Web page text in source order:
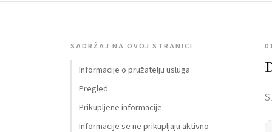
SADRŽAJ NA OVOJ STRANICI
Informacije o pružatelju usluga
Pregled
Prikupljene informacije
Informacije se ne prikupljaju aktivno